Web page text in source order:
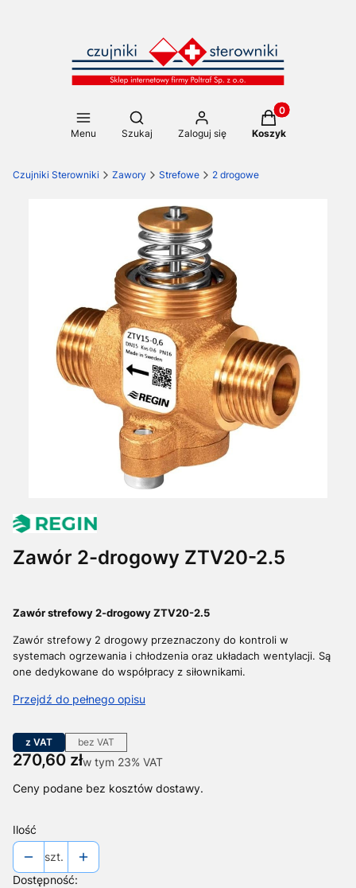
Menu
Otwórz wyszukiwarkę
Szukaj Zaloguj się
Produkty w
Koszyk
Czujniki Sterowniki Zawory Strefowe 2 drogowe
Zawór 2-drogowy ZTV20-2.5
Zawór strefowy 2-drogowy ZTV20-2.5
Zawór strefowy 2 drogowy przeznaczony do kontroli w
systemach ogrzewania i chłodzenia oraz układach wentylacji. Są
one dedykowane do współpracy z siłownikami.
Przejdź do pełnego opisu
z VAT bez VAT
Cena
270,60 złw tym 23% VAT
w tym 23% VAT
Ceny podane bez kosztów dostawy.
Ilość
szt.
Dostępność: